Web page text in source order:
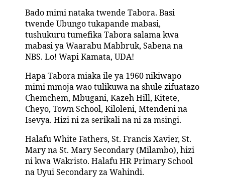
Bado mimi nataka twende Tabora. Basi
twende Ubungo tukapande mabasi,
tushukuru tumefika Tabora salama kwa
mabasi ya Waarabu Mabbruk, Sabena na
NBS. Lo! Wapi Kamata, UDA!
Hapa Tabora miaka ile ya 1960 nikiwapo
mimi mmoja wao tulikuwa na shule zifuatazo
Chemchem, Mbugani, Kazeh Hill, Kitete,
Cheyo, Town School, Kiloleni, Mtendeni na
Isevya. Hizi ni za serikali na ni za msingi.
Halafu White Fathers, St. Francis Xavier, St.
Mary na St. Mary Secondary (Milambo), hizi
ni kwa Wakristo. Halafu HR Primary School
na Uyui Secondary za Wahindi.